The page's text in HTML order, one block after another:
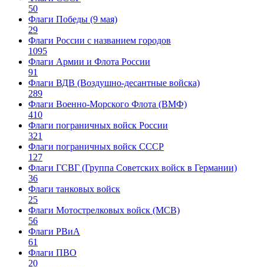
50
Флаги Победы (9 мая)
29
Флаги России с названием городов
1095
Флаги Армии и Флота России
91
Флаги ВДВ (Воздушно-десантные войска)
289
Флаги Военно-Морского Флота (ВМФ)
410
Флаги пограничных войск России
321
Флаги пограничных войск СССР
127
Флаги ГСВГ (Группа Советских войск в Германии)
36
Флаги танковых войск
25
Флаги Мотострелковых войск (МСВ)
56
Флаги РВиА
61
Флаги ПВО
20